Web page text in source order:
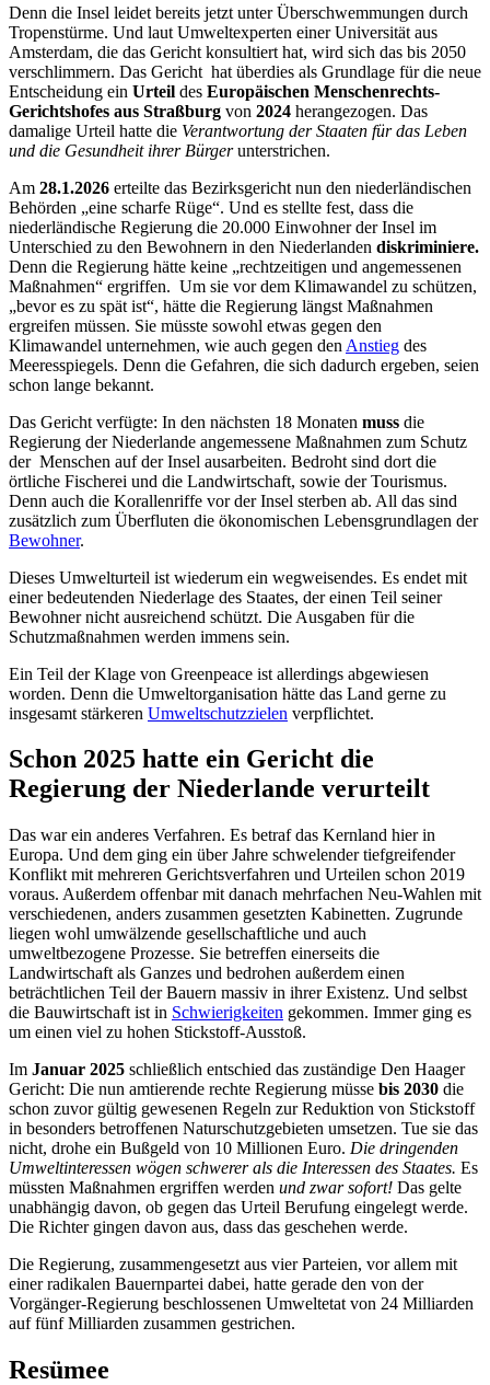
Denn die Insel leidet bereits jetzt unter Überschwemmungen durch
Tropenstürme. Und laut Umweltexperten einer Universität aus
Amsterdam, die das Gericht konsultiert hat, wird sich das bis 2050
verschlimmern. Das Gericht hat überdies als Grundlage für die neue
Entscheidung ein Urteil des Europäischen Menschenrechts-
Gerichtshofes aus Straßburg von 2024 herangezogen. Das
damalige Urteil hatte die Verantwortung der Staaten für das Leben
und die Gesundheit ihrer Bürgerunterstrichen.
Am 28.1.2026 erteilte das Bezirksgericht nun den niederländischen
Behörden „eine scharfe Rüge“. Und es stellte fest, dass die
niederländische Regierung die 20.000 Einwohner der Insel im
Unterschied zu den Bewohnern in den Niederlanden diskriminiere.
Denn die Regierung hätte keine „rechtzeitigen und angemessenen
Maßnahmen“ ergriffen. Um sie vor dem Klimawandel zu schützen,
„bevor es zu spät ist“, hätte die Regierung längst Maßnahmen
ergreifen müssen. Sie müsste sowohl etwas gegen den
Klimawandel unternehmen, wie auch gegen den Anstieg des
Meeresspiegels. Denn die Gefahren, die sich dadurch ergeben, seien
schon lange bekannt.
Das Gericht verfügte: In den nächsten 18 Monaten muss die
Regierung der Niederlande angemessene Maßnahmen zum Schutz
der Menschen auf der Insel ausarbeiten. Bedroht sind dort die
örtliche Fischerei und die Landwirtschaft, sowie der Tourismus.
Denn auch die Korallenriffe vor der Insel sterben ab. All das sind
zusätzlich zum Überfluten die ökonomischen Lebensgrundlagen der
Bewohner.
Dieses Umwelturteil ist wiederum ein wegweisendes. Es endet mit
einer bedeutenden Niederlage des Staates, der einen Teil seiner
Bewohner nicht ausreichend schützt. Die Ausgaben für die
Schutzmaßnahmen werden immens sein.
Ein Teil der Klage von Greenpeace ist allerdings abgewiesen
worden. Denn die Umweltorganisation hätte das Land gerne zu
insgesamt stärkeren Umweltschutzzielen verpflichtet.
Schon 2025 hatte ein Gericht die
Regierung der Niederlande verurteilt
Das war ein anderes Verfahren. Es betraf das Kernland hier in
Europa. Und dem ging ein über Jahre schwelender tiefgreifender
Konflikt mit mehreren Gerichtsverfahren und Urteilen schon 2019
voraus. Außerdem offenbar mit danach mehrfachen Neu-Wahlen mit
verschiedenen, anders zusammen gesetzten Kabinetten. Zugrunde
liegen wohl umwälzende gesellschaftliche und auch
umweltbezogene Prozesse. Sie betreffen einerseits die
Landwirtschaft als Ganzes und bedrohen außerdem einen
beträchtlichen Teil der Bauern massiv in ihrer Existenz. Und selbst
die Bauwirtschaft ist in Schwierigkeiten gekommen. Immer ging es
um einen viel zu hohen Stickstoff-Ausstoß.
Im Januar 2025 schließlich entschied das zuständige Den Haager
Gericht: Die nun amtierende rechte Regierung müsse bis 2030 die
schon zuvor gültig gewesenen Regeln zur Reduktion von Stickstoff
in besonders betroffenen Naturschutzgebieten umsetzen. Tue sie das
nicht, drohe ein Bußgeld von 10 Millionen Euro. Die dringenden
Umweltinteressen wögen schwerer als die Interessen des Staates. Es
müssten Maßnahmen ergriffen werden und zwar sofort! Das gelte
unabhängig davon, ob gegen das Urteil Berufung eingelegt werde.
Die Richter gingen davon aus, dass das geschehen werde.
Die Regierung, zusammengesetzt aus vier Parteien, vor allem mit
einer radikalen Bauernpartei dabei, hatte gerade den von der
Vorgänger-Regierung beschlossenen Umweltetat von 24 Milliarden
auf fünf Milliarden zusammen gestrichen.
Resümee